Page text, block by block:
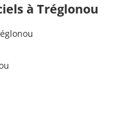
à Tréglonou